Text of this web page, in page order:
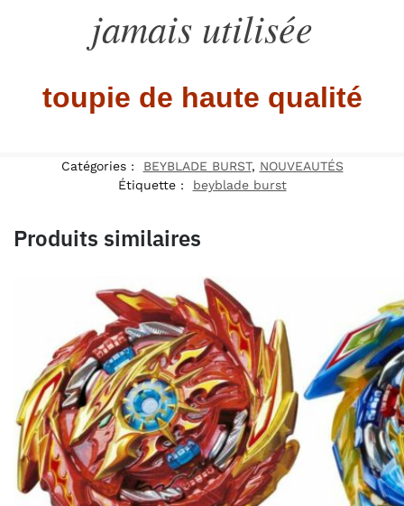
jamais utilisée
toupie de haute qualité
Catégories : BEYBLADE BURST, NOUVEAUTÉS
Étiquette :
beyblade burst
Produits similaires